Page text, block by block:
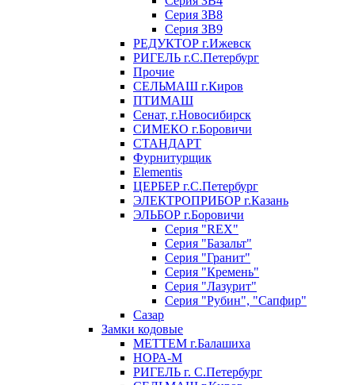
Серия ЗВ8
Серия ЗВ9
РЕДУКТОР г.Ижевск
РИГЕЛЬ г.С.Петербург
Прочие
СЕЛЬМАШ г.Киров
ПТИМАШ
Сенат, г.Новосибирск
СИМЕКО г.Боровичи
СТАНДАРТ
Фурнитурщик
Elementis
ЦЕРБЕР г.С.Петербург
ЭЛЕКТРОПРИБОР г.Казань
ЭЛЬБОР г.Боровичи
Серия "REX"
Серия "Базальт"
Серия "Гранит"
Серия "Кремень"
Серия "Лазурит"
Серия "Рубин", "Сапфир"
Сазар
Замки кодовые
МЕТТЕМ г.Балашиха
НОРА-М
РИГЕЛЬ г. С.Петербург